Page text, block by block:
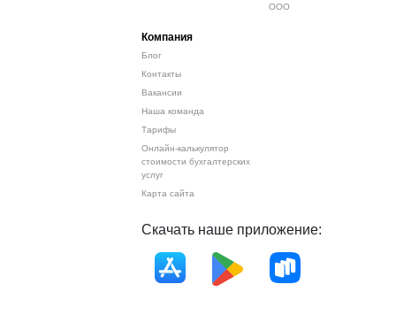
ООО
Компания
Блог
Контакты
Вакансии
Наша команда
Тарифы
Онлайн-калькулятор
стоимости бухгалтерских
услуг
Карта сайта
Скачать наше приложение: